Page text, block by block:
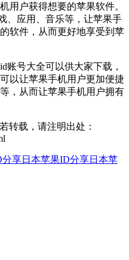
用户获得想要的苹果软件。
、应用、音乐等，让苹果手
软件，从而更好地享受到苹
账号大全可以供大家下载，
以让苹果手机用户更加便捷
，从而让苹果手机用户拥有
转载，请注明出处：
分享日本苹果ID分享日本苹